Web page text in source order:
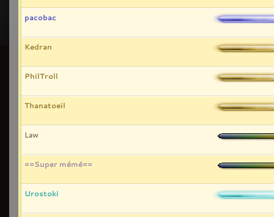
pacobac
Kedran
PhilTroll
Thanatoeil
Law
==Super mémé==
Urostoki